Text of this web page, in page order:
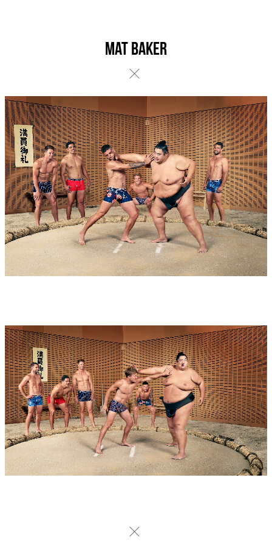
Mat Baker